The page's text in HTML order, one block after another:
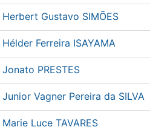
Herbert Gustavo SIMÕES
Hélder Ferreira ISAYAMA
Jonato PRESTES
Junior Vagner Pereira da SILVA
Marie Luce TAVARES